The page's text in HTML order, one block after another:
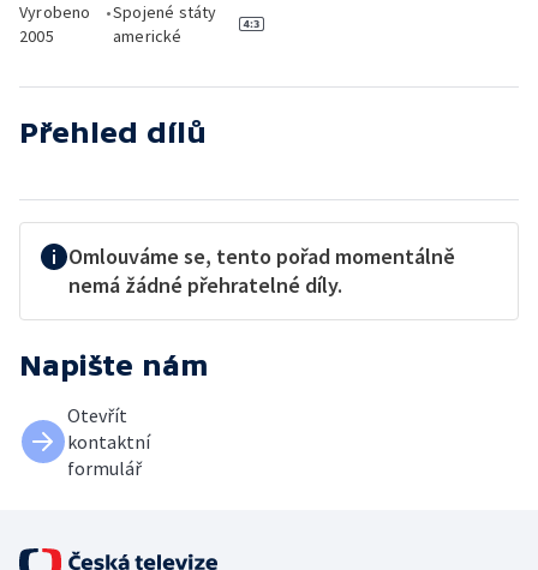
Vyrobeno
2005
•Spojené státy
americké
Přehled dílů
Omlouváme se, tento pořad momentálně
nemá žádné přehratelné díly.
Napište nám
Otevřít
kontaktní
formulář